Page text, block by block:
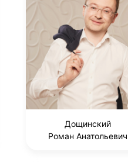
Дощинский
Роман Анатольевич